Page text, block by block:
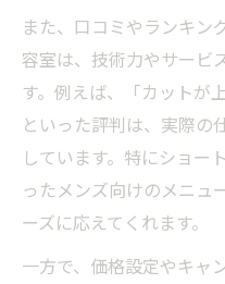
また、口コミやランキン
容室は、技術力やサービ
す。例えば、「カットが
といった評判は、実際の
しています。特にショー
ったメンズ向けのメニュ
ーズに応えてくれます。
一方で、価格設定やキャ